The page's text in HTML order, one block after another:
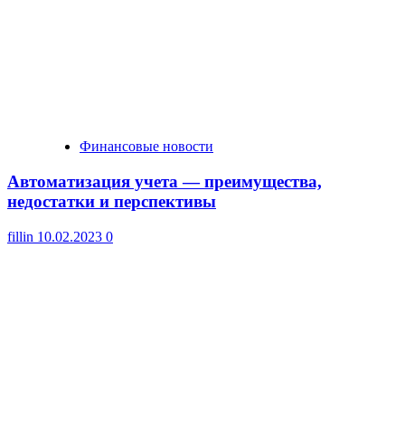
Финансовые новости
Автоматизация учета — преимущества,
недостатки и перспективы
fillin 10.02.2023 0